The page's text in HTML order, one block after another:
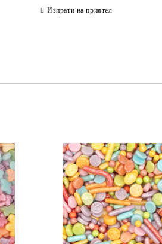
Изпрати на приятел